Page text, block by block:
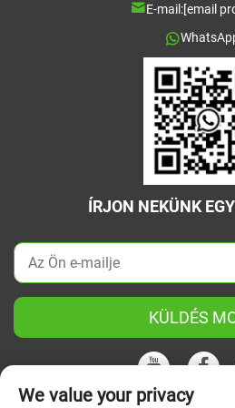
E-mail:[email
ÍRJON NEKÜNK
KÜLDÉS
We value your privacy